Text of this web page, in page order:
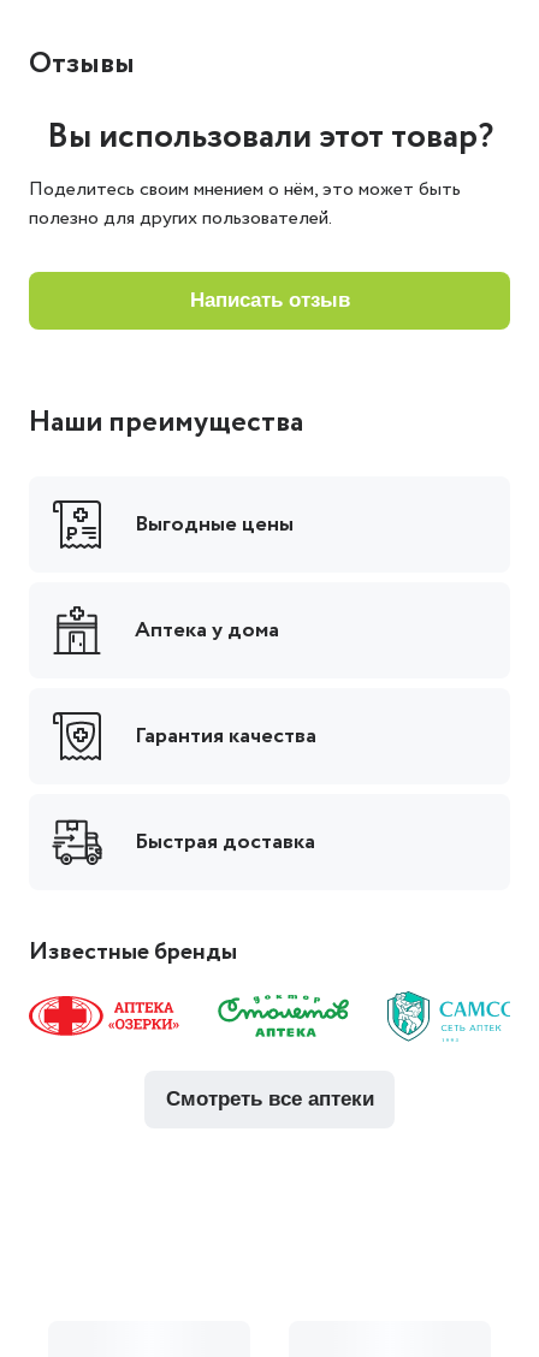
Отзывы
Вы использовали этот товар?
Поделитесь своим мнением о нём, это может быть
полезно для других пользователей.
написать отзыв
Наши преимущества
Выгодные цены
Аптека у дома
Гарантия качества
Быстрая доставка
Известные бренды
смотреть все аптеки